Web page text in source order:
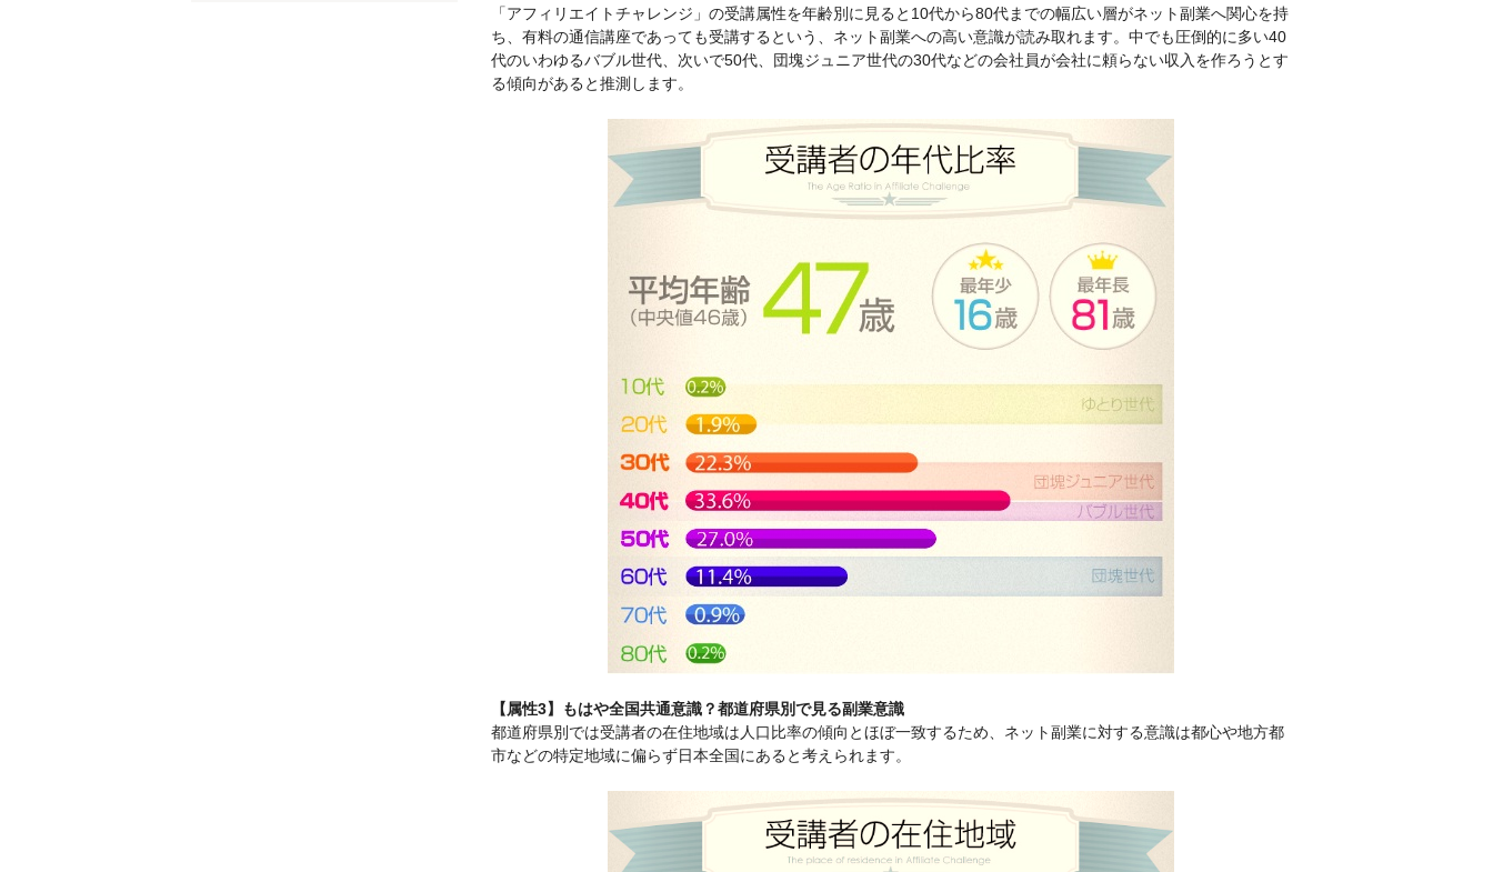
「アフィリエイトチャレンジ」の受講属性を年齢別に見ると10代から80代までの幅広い層がネット副業へ関心を持
ち、有料の通信講座であっても受講するという、ネット副業への高い意識が読み取れます。中でも圧倒的に多い40
代のいわゆるバブル世代、次いで50代、団塊ジュニア世代の30代などの会社員が会社に頼らない収入を作ろうとす
る傾向があると推測します。
【属性3】もはや全国共通意識？都道府県別で見る副業意識
都道府県別では受講者の在住地域は人口比率の傾向とほぼ一致するため、ネット副業に対する意識は都心や地方都
市などの特定地域に偏らず日本全国にあると考えられます。